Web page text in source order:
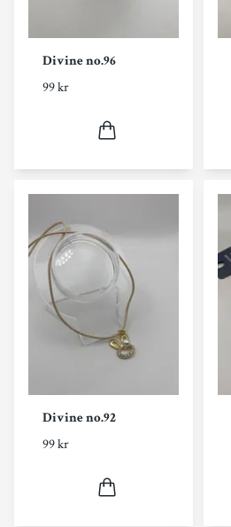
Divine no.96
99 kr
Divine no.92
99 kr